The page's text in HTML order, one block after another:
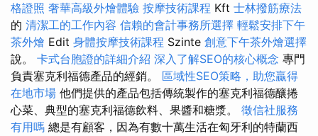
格證照 奢華高級外燴體驗 按摩技術課程 Kft 士林撥筋療法
的 清潔工的工作內容 信賴的會計事務所選擇 輕鬆安排下午
茶外燴 Edit 身體按摩技術課程 Szinte 創意下午茶外燴選擇
說。 卡式台胞證的詳細介紹 深入了解SEO的核心概念 專門
負責塞克利福德產品的經銷。 區域性SEO策略，助您贏得
在地市場 他們提供的產品包括傳統製作的塞克利福德釀捲
心菜、典型的塞克利福德飲料、果醬和糖漿。 徵信社服務
有用嗎 總是有顧客，因為有數十萬生活在匈牙利的特蘭西